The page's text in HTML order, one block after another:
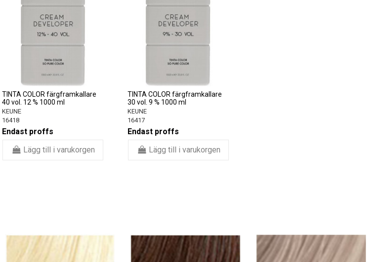
TINTA COLOR färgframkallare
40 vol. 12 % 1000 ml
KEUNE
16418
Endast proffs
Lägg till i varukorgen
TINTA COLOR färgframkallare
30 vol. 9 % 1000 ml
KEUNE
16417
Endast proffs
Lägg till i varukorgen